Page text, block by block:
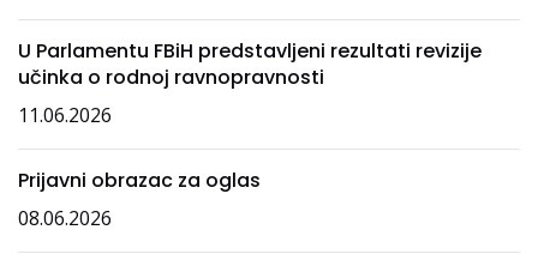
U Parlamentu FBiH predstavljeni rezultati revizije
učinka o rodnoj ravnopravnosti
11.06.2026
Prijavni obrazac za oglas
08.06.2026